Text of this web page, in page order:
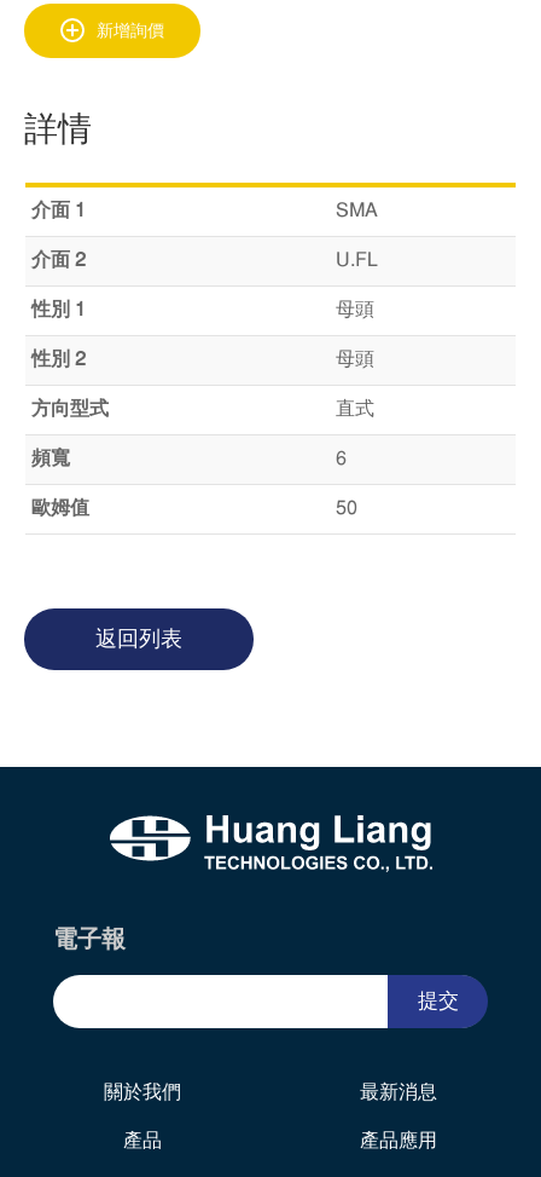
新增詢價
詳情
介面 1 SMA
介面 2 U.FL
性別 1 母頭
性別 2 母頭
方向型式 直式
頻寬 6
歐姆值 50
返回列表
電子報
提交
關於我們 最新消息
產品 產品應用